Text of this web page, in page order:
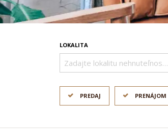
LOKALITA
Zadajte lokalitu nehnuteľnosti ..
PREDAJ PRENÁJOM